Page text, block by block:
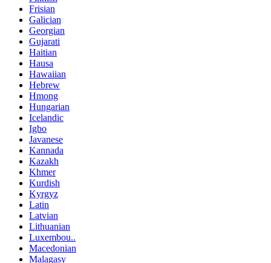
Frisian
Galician
Georgian
Gujarati
Haitian
Hausa
Hawaiian
Hebrew
Hmong
Hungarian
Icelandic
Igbo
Javanese
Kannada
Kazakh
Khmer
Kurdish
Kyrgyz
Latin
Latvian
Lithuanian
Luxembou..
Macedonian
Malagasy